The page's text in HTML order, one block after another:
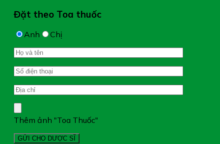
Đặt theo Toa thuốc
Anh Chị
Thêm ảnh "Toa Thuốc"